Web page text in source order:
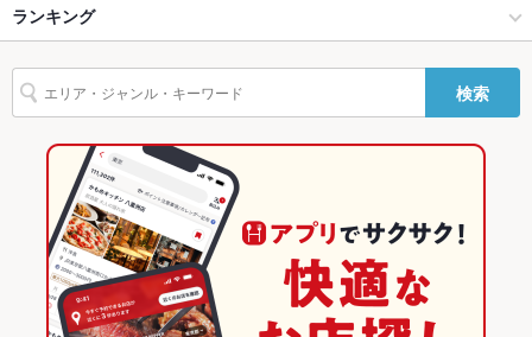
バリアフリ
ー
あり ：スロープがございます。車いすの場合テーブル席をご案
内できます。
駐車場 あり ：専用駐車場30台ございます。
その他設備
ホワイトボード有/マイクロバス送迎有(コース8名様以上、要予
約)/wifi→SB、フリー
飲み放題
あり ：+2500円(税込)で2時間制の飲み放題が追加できます♪(10
名以上の宴会コース)
食べ放題 なし ：食べ放題のご用意はございません。
木更津・市原 × 中華全般
木更津駅 × 中華
木更津駅 × 中華全般
木更津市その他 × 中華全般
千葉
千葉 × 中華
千葉 × 中華全般
祇園駅
木更津駅
からあげ
杏仁豆腐 デザート 五目焼きそば
ランキング
千葉のグルメランキング
千葉の中華ランキング
千葉の中華全般ランキング
木更津・市原のグルメランキング
木更津市その他のグルメランキング
検索